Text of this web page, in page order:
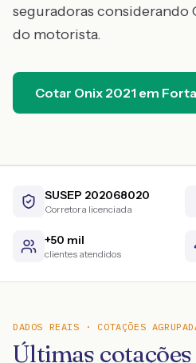
seguradoras considerando
do motorista.
Cotar Onix 2021 em
SUSEP 202068020
Corretora licenciada
+50 mil
clientes atendidos
DADOS REAIS · COTAÇÕES
Últimas